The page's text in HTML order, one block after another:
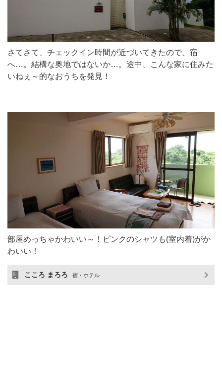
さてさて、チェックイン時間が近づいてきたので、宿
へ…。結構な奥地ではないか…。途中、こんな家に住みた
いねぇ～的なおうちを発見！
部屋めっちゃかわいい～！ピンクのシャツも(室内着)がか
わいい！
こころ まろろ 宿・ホテル